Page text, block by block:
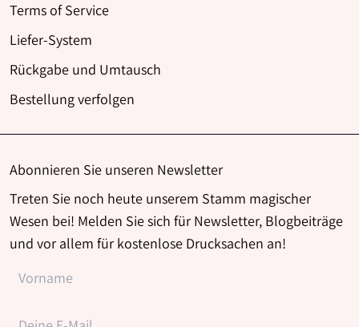
Terms of Service
Liefer-System
Rückgabe und Umtausch
Bestellung verfolgen
Abonnieren Sie unseren Newsletter
Treten Sie noch heute unserem Stamm magischer
Wesen bei! Melden Sie sich für Newsletter, Blogbeiträge
und vor allem für kostenlose Drucksachen an!